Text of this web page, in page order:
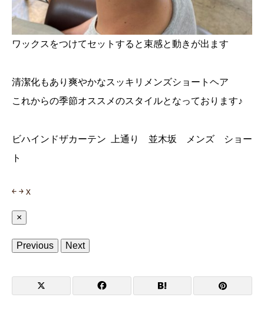
ワックスをつけてセットすると束感と動きが出ます
清潔化もあり爽やかなスッキリメンズショートヘア
これからの季節オススメのスタイルとなっております♪
ビハインドザカーテン 上通り 並木坂 メンズ ショー
ト
￩ ￫ x
×
Previous Next